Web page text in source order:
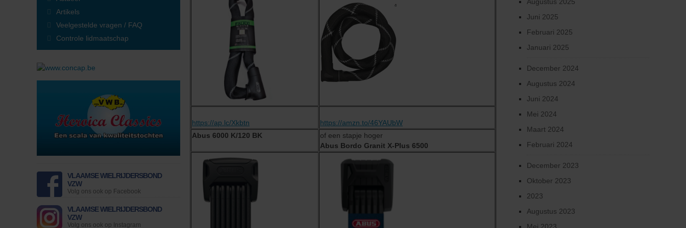
Vorige Miss Flandriennes
VWB Nieuws
Veelgestelde vragen / FAQ
Nieuw lidmaatschap
Fietsplan voor bedrijven
Wachtwoord vergeten
Hulp bij foutmeldingen
Ledenvoordelen
Info attest ziekenfonds
Magazine
Online magazine lezen
Magazine archief
Lidmaatschap voor heel het gezin
Artikels
Veelgestelde vragen / FAQ
Controle lidmaatschap
VLAAMSE WIELRIJDERSBOND
VZW
Volg ons ook op Facebook
VLAAMSE WIELRIJDERSBOND
VZW
Volg ons ook op Instagram
https://ap.lc/Xkbtn
https://amzn.to/46YAUbW
Abus 6000 K/120 BK
of een stapje hoger
Abus Bordo Granit X-Plus 6500
Juni 2025
Februari 2025
Januari 2025
December 2024
Augustus 2024
Juni 2024
Mei 2024
Maart 2024
Februari 2024
December 2023
Oktober 2023
2023
Augustus 2023